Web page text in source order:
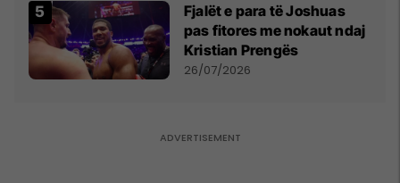
Fjalët e para të Joshuas
pas fitores me nokaut ndaj
Kristian Prengës
26/07/2026